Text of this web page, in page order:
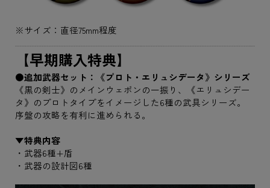
※サイズ：直径75mm程度
【早期購入特典】
●追加武器セット：《プロト・エリュシデータ》シリーズ
《黒の剣士》のメインウェポンの一振り、《エリュシデー
タ》のプロトタイプをイメージした6種の武具シリーズ。
序盤の攻略を有利に進められる。
▼特典内容
・武器6種+盾
・武器の設計図6種